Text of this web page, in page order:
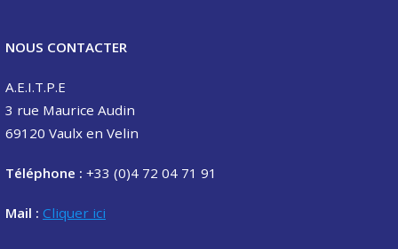
NOUS CONTACTER
A.E.I.T.P.E
3 rue Maurice Audin
69120 Vaulx en Velin
Téléphone : +33 (0)4 72 04 71 91
Mail : Cliquer ici